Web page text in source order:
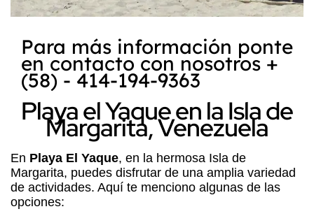
Para más información ponte
en contacto con nosotros +
(58) - 414-194-9363
Playa el Yaque en la Isla de
Margarita, Venezuela
En Playa El Yaque, en la hermosa Isla de
Margarita, puedes disfrutar de una amplia variedad
de actividades. Aquí te menciono algunas de las
opciones: